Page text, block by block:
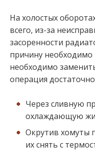
На холостых
всего, из-за
засоренности
причину необходимо
необходимо
операция достаточно
Через сливную
охлаждающую
Окрутив хомуты
их снять с